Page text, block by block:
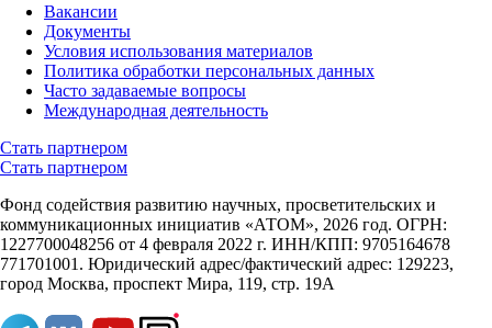
Вакансии
Документы
Условия использования материалов
Политика обработки персональных данных
Часто задаваемые вопросы
Международная деятельность
Стать партнером
Стать партнером
Фонд содействия развитию научных, просветительских и
коммуникационных инициатив «АТОМ», 2026 год. ОГРН:
1227700048256 от 4 февраля 2022 г. ИНН/КПП: 9705164678
771701001. Юридический адрес/фактический адрес: 129223,
город Москва, проспект Мира, 119, стр. 19А